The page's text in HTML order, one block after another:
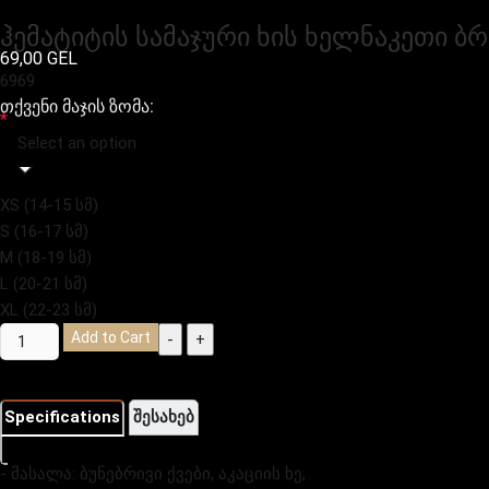
ჰემატიტის სამაჯური ხის ხელნაკეთი
69,00 GEL
6969
თქვენი მაჯის ზომა:
*
Select an option
XS (14-15 სმ)
S (16-17 სმ)
M (18-19 სმ)
L (20-21 სმ)
XL (22-23 სმ)
-
+
Add to Cart
Specifications შესახებ
- მასალა: ბუნებრივი ქვები, აკაციის ხე;